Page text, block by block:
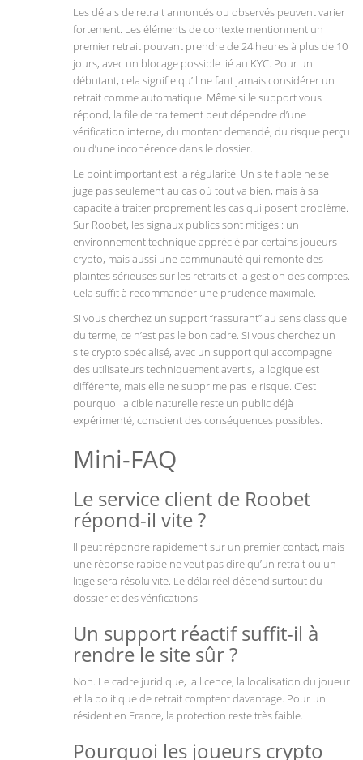
Les délais de retrait annoncés ou observés peuvent varier
fortement. Les éléments de contexte mentionnent un
premier retrait pouvant prendre de 24 heures à plus de 10
jours, avec un blocage possible lié au KYC. Pour un
débutant, cela signifie qu’il ne faut jamais considérer un
retrait comme automatique. Même si le support vous
répond, la file de traitement peut dépendre d’une
vérification interne, du montant demandé, du risque perçu
ou d’une incohérence dans le dossier.
Le point important est la régularité. Un site fiable ne se
juge pas seulement au cas où tout va bien, mais à sa
capacité à traiter proprement les cas qui posent problème.
Sur Roobet, les signaux publics sont mitigés : un
environnement technique apprécié par certains joueurs
crypto, mais aussi une communauté qui remonte des
plaintes sérieuses sur les retraits et la gestion des comptes.
Cela suffit à recommander une prudence maximale.
Si vous cherchez un support “rassurant” au sens classique
du terme, ce n’est pas le bon cadre. Si vous cherchez un
site crypto spécialisé, avec un support qui accompagne
des utilisateurs techniquement avertis, la logique est
différente, mais elle ne supprime pas le risque. C’est
pourquoi la cible naturelle reste un public déjà
expérimenté, conscient des conséquences possibles.
Mini-FAQ
Le service client de Roobet
répond-il vite ?
Il peut répondre rapidement sur un premier contact, mais
une réponse rapide ne veut pas dire qu’un retrait ou un
litige sera résolu vite. Le délai réel dépend surtout du
dossier et des vérifications.
Un support réactif suffit-il à
rendre le site sûr ?
Non. Le cadre juridique, la licence, la localisation du joueur
et la politique de retrait comptent davantage. Pour un
résident en France, la protection reste très faible.
Pourquoi les joueurs crypto